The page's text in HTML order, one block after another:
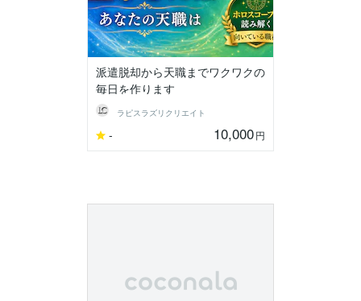
派遣脱却から天職までワクワクの
毎日を作ります
ラピスラズリクリエイト
- 10,000円